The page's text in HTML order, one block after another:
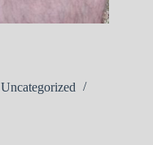
Uncategorized